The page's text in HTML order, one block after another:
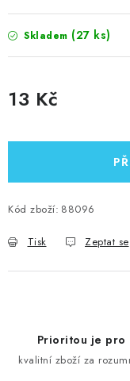
Skladem (27 ks)
13 Kč
Kód zboží: 88096
Tisk Zeptat se
Prioritou je pro
kvalitní zboží za